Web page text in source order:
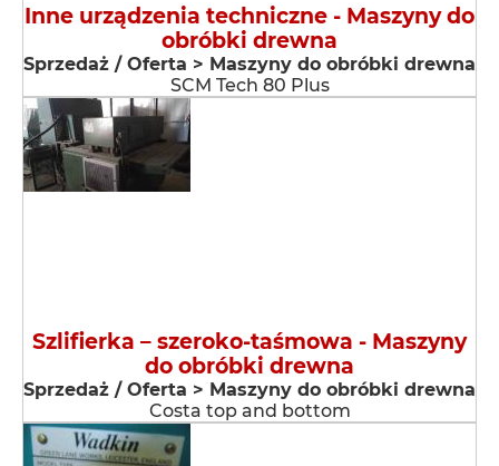
Inne urządzenia techniczne - Maszyny do
obróbki drewna
Sprzedaż / Oferta > Maszyny do obróbki drewna
SCM Tech 80 Plus
Szlifierka – szeroko-taśmowa - Maszyny
do obróbki drewna
Sprzedaż / Oferta > Maszyny do obróbki drewna
Costa top and bottom